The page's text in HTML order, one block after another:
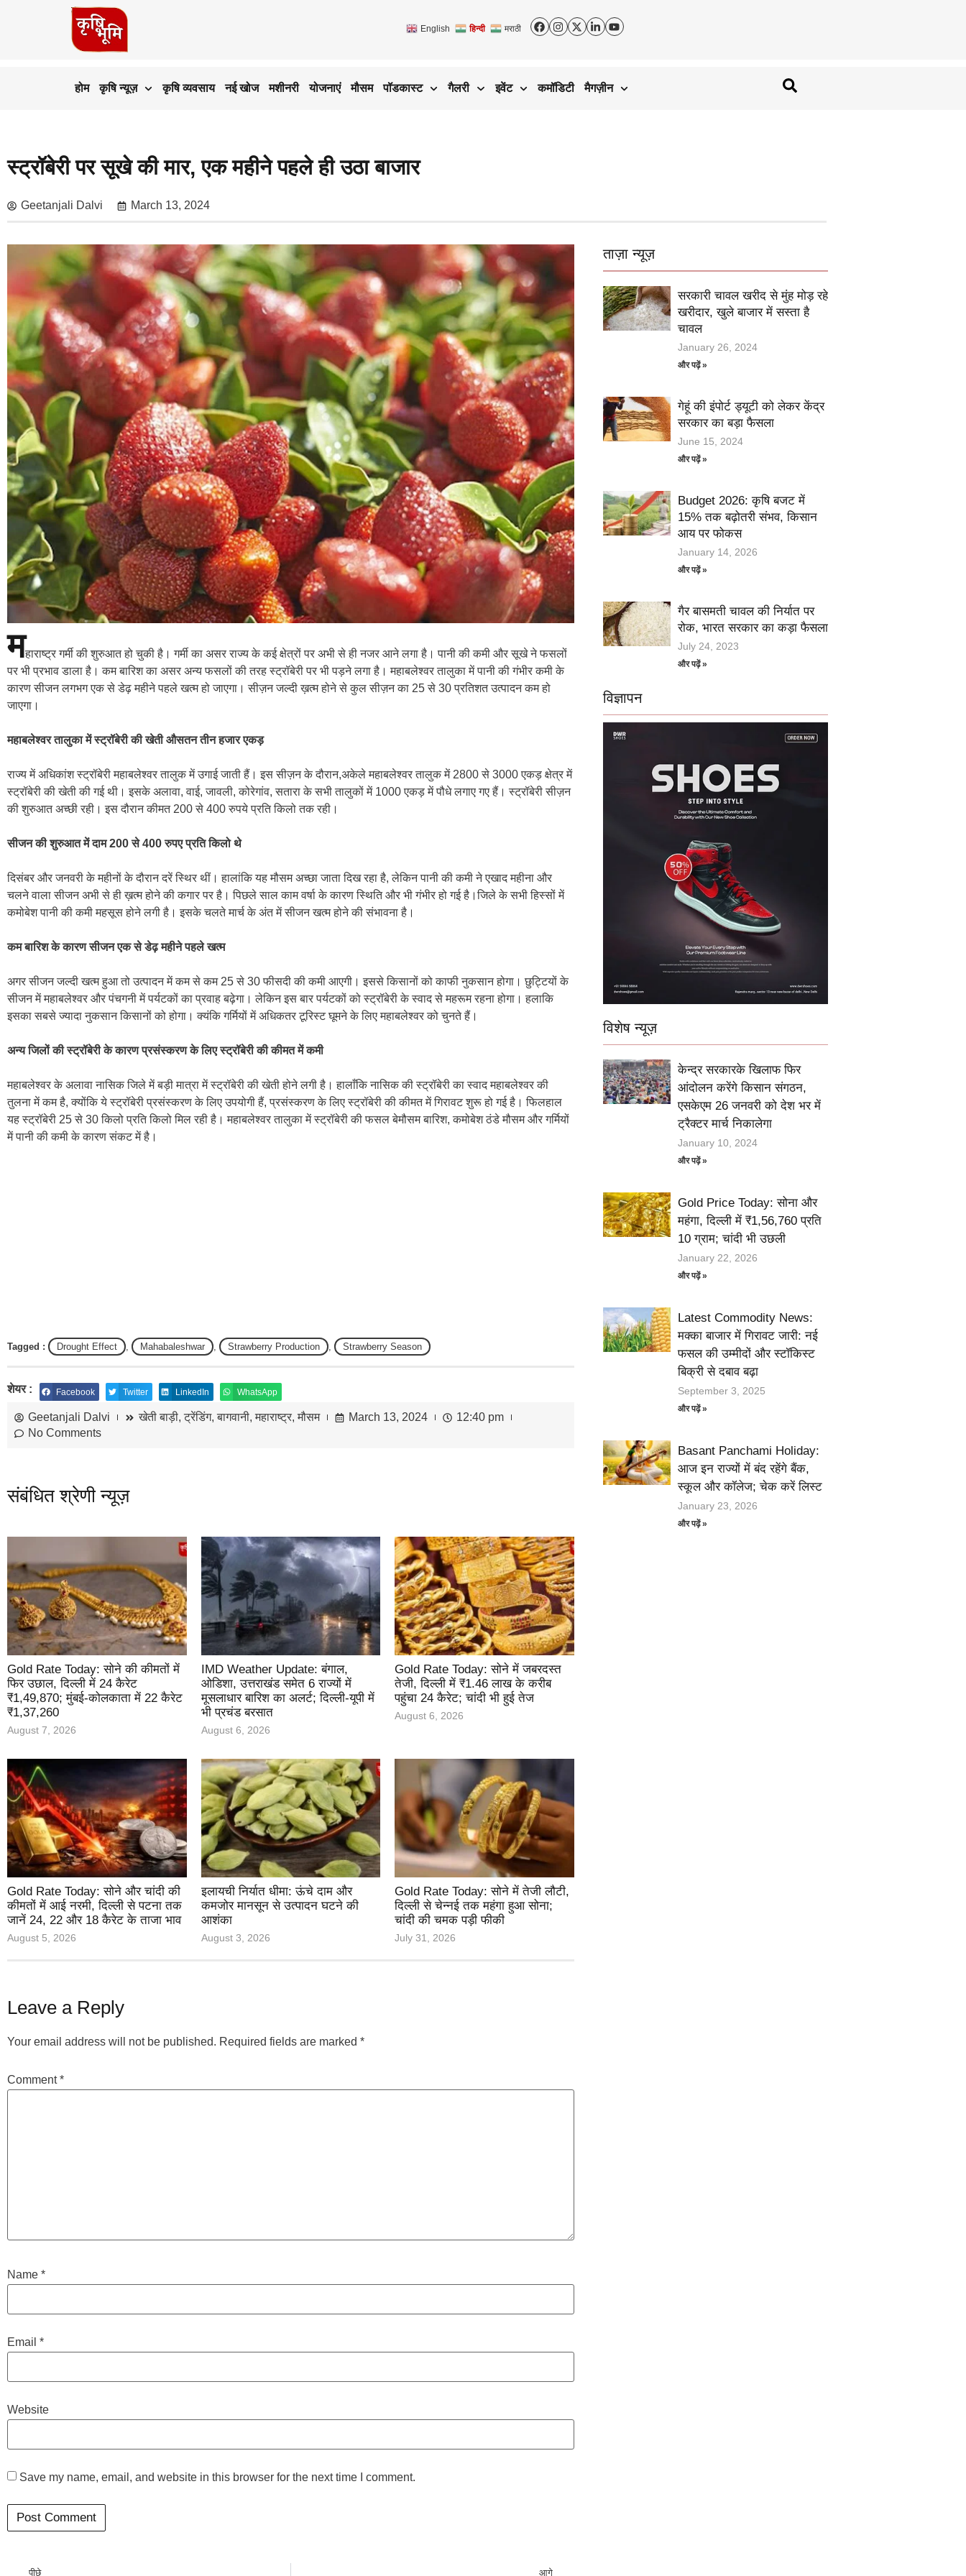
English हिन्दी मराठी
होम कृषि न्यूज़ कृषि व्यवसाय नई खोज मशीनरी योजनाएं मौसम पॉडकास्ट गैलरी इवेंट कमॉडिटी मैगज़ीन
स्ट्रॉबेरी पर सूखे की मार, एक महीने पहले ही उठा बाजार
Geetanjali Dalvi March 13, 2024
महाराष्ट्र गर्मी की शुरुआत हो चुकी है। गर्मी का असर राज्य के कई क्षेत्रों पर अभी से ही नजर आने लगा है। पानी की कमी और सूखे ने फसलों
पर भी प्रभाव डाला है। कम बारिश का असर अन्य फसलों की तरह स्ट्रॉबेरी पर भी पड़ने लगा है। महाबलेश्वर तालुका में पानी की गंभीर कमी के
कारण सीजन लगभग एक से डेढ़ महीने पहले खत्म हो जाएगा। सीज़न जल्दी ख़त्म होने से कुल सीज़न का 25 से 30 प्रतिशत उत्पादन कम हो
जाएगा।
महाबलेश्वर तालुका में स्ट्रॉबेरी की खेती औसतन तीन हजार एकड़
राज्य में अधिकांश स्ट्रॉबेरी महाबलेश्वर तालुक में उगाई जाती हैं। इस सीज़न के दौरान,अकेले महाबलेश्वर तालुक में 2800 से 3000 एकड़ क्षेत्र में
स्ट्रॉबेरी की खेती की गई थी। इसके अलावा, वाई, जावली, कोरेगांव, सतारा के सभी तालुकों में 1000 एकड़ में पौधे लगाए गए हैं। स्ट्रॉबेरी सीज़न
की शुरुआत अच्छी रही। इस दौरान कीमत 200 से 400 रुपये प्रति किलो तक रही।
सीजन की शुरुआत में दाम 200 से 400 रुपए प्रति किलो थे
दिसंबर और जनवरी के महीनों के दौरान दरें स्थिर थीं। हालांकि यह मौसम अच्छा जाता दिख रहा है, लेकिन पानी की कमी ने एखाद महीना और
चलने वाला सीजन अभी से ही ख़त्म होने की कगार पर है। पिछले साल काम वर्षा के कारण स्थिति और भी गंभीर हो गई है।जिले के सभी हिस्सों में
कमोबेश पानी की कमी महसूस होने लगी है। इसके चलते मार्च के अंत में सीजन खत्म होने की संभावना है।
कम बारिश के कारण सीजन एक से डेढ़ महीने पहले खत्म
अगर सीजन जल्दी खत्म हुआ तो उत्पादन में कम से कम 25 से 30 फीसदी की कमी आएगी। इससे किसानों को काफी नुकसान होगा। छुट्टियों के
सीजन में महाबलेश्वर और पंचगनी में पर्यटकों का प्रवाह बढ़ेगा। लेकिन इस बार पर्यटकों को स्ट्रॉबेरी के स्वाद से महरूम रहना होगा। हलाकि
इसका सबसे ज्यादा नुकसान किसानों को होगा। क्यंकि गर्मियों में अधिकतर टूरिस्ट घूमने के लिए महाबलेश्वर को चुनते हैं।
अन्य जिलों की स्ट्रॉबेरी के कारण प्रसंस्करण के लिए स्ट्रॉबेरी की कीमत में कमी
महाबलेश्वर के अलावा नासिक जिले में बड़ी मात्रा में स्ट्रॉबेरी की खेती होने लगी है। हालाँकि नासिक की स्ट्रॉबेरी का स्वाद महाबलेश्वर की
तुलना में कम है, क्योंकि ये स्ट्रॉबेरी प्रसंस्करण के लिए उपयोगी हैं, प्रसंस्करण के लिए स्ट्रॉबेरी की कीमत में गिरावट शुरू हो गई है। फिलहाल
यह स्ट्रॉबेरी 25 से 30 किलो प्रति किलो मिल रही है। महाबलेश्वर तालुका में स्ट्रॉबेरी की फसल बेमौसम बारिश, कमोबेश ठंडे मौसम और गर्मियों
में पानी की कमी के कारण संकट में है।
Tagged : Drought Effect , Mahabaleshwar , Strawberry Production , Strawberry Season
शेयर : Facebook Twitter LinkedIn WhatsApp
Geetanjali Dalvi खेती बाड़ी,ट्रेंडिंग,बागवानी,महाराष्ट्र,मौसम March 13, 2024
12:40 pm
No Comments
संबंधित श्रेणी न्यूज़
Gold Rate Today: सोने की कीमतों में
फिर उछाल, दिल्ली में 24 कैरेट
₹1,49,870; मुंबई-कोलकाता में 22 कैरेट
₹1,37,260
August 7, 2026
IMD Weather Update: बंगाल,
ओडिशा, उत्तराखंड समेत 6 राज्यों में
मूसलाधार बारिश का अलर्ट; दिल्ली-यूपी में
भी प्रचंड बरसात
August 6, 2026
Gold Rate Today: सोने में जबरदस्त
तेजी, दिल्ली में ₹1.46 लाख के करीब
पहुंचा 24 कैरेट; चांदी भी हुई तेज
August 6, 2026
Gold Rate Today: सोने और चांदी की
कीमतों में आई नरमी, दिल्ली से पटना तक
जानें 24, 22 और 18 कैरेट के ताजा भाव
August 5, 2026
इलायची निर्यात धीमा: ऊंचे दाम और
कमजोर मानसून से उत्पादन घटने की
आशंका
August 3, 2026
Gold Rate Today: सोने में तेजी लौटी,
दिल्ली से चेन्नई तक महंगा हुआ सोना;
चांदी की चमक पड़ी फीकी
July 31, 2026
Leave a Reply
Your email address will not be published. Required fields are marked *
Comment*
Name *
Email *
Website
Save my name, email, and website in this browser for the next time I comment.
पीछे आगे
ताज़ा न्यूज़
सरकारी चावल खरीद से मुंह मोड़ रहे
खरीदार, खुले बाजार में सस्ता है
चावल
January 26, 2024
और पढ़ें »
गेहूं की इंपोर्ट ड्यूटी को लेकर केंद्र
सरकार का बड़ा फैसला
June 15, 2024
और पढ़ें »
Budget 2026: कृषि बजट में
15% तक बढ़ोतरी संभव, किसान
आय पर फोकस
January 14, 2026
और पढ़ें »
गैर बासमती चावल की निर्यात पर
रोक, भारत सरकार का कड़ा फैसला
July 24, 2023
और पढ़ें »
विज्ञापन
विशेष न्यूज़
केन्द्र सरकारके खिलाफ फिर
आंदोलन करेंगे किसान संगठन,
एसकेएम 26 जनवरी को देश भर में
ट्रैक्टर मार्च निकालेगा
January 10, 2024
और पढ़ें »
Gold Price Today: सोना और
महंगा, दिल्ली में ₹1,56,760 प्रति
10 ग्राम; चांदी भी उछली
January 22, 2026
और पढ़ें »
Latest Commodity News:
मक्का बाजार में गिरावट जारी: नई
फसल की उम्मीदों और स्टॉकिस्ट
बिक्री से दबाव बढ़ा
September 3, 2025
और पढ़ें »
Basant Panchami Holiday:
आज इन राज्यों में बंद रहेंगे बैंक,
स्कूल और कॉलेज; चेक करें लिस्ट
January 23, 2026
और पढ़ें »